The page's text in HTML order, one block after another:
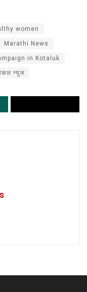
women
Marathi News
in Kotaluk
न्युज